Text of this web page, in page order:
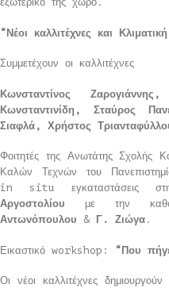
“Νέοι καλλιτέχνες και
Συμμετέχουν οι καλλιτέχνες
Κωνσταντίνος
Κωνσταντινίδη, Σταύρος
Σιαφλά, Χρήστος
Φοιτητές της Ανωτάτης
Καλών Τεχνών του
in situ εγκαταστάσεις
Αργοστολίου με την
Αντωνόπουλου & Γ. Ζιώγα .
Εικαστικό workshop: “Που
Οι νέοι καλλιτέχνες